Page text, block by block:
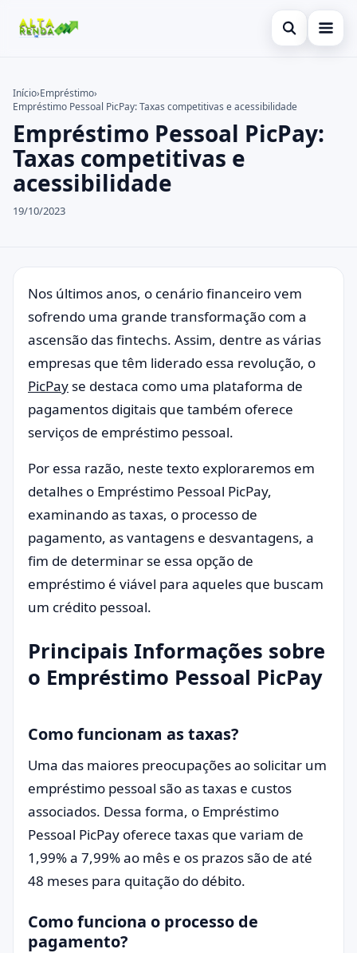
Abrir busca
Cartão de Crédito
Consignado
Conta Digital
Empréstimo
Imóvel
Legal
Buscar no site
Buscar por:
Pressione Enter para buscar ou ESC para fechar.
Início›Empréstimo›
Empréstimo Pessoal PicPay: Taxas competitivas e acessibilidade
Empréstimo Pessoal PicPay:
Taxas competitivas e
acessibilidade
19/10/2023
Nos últimos anos, o cenário financeiro vem
sofrendo uma grande transformação com a
ascensão das fintechs. Assim, dentre as várias
empresas que têm liderado essa revolução, o
PicPay se destaca como uma plataforma de
pagamentos digitais que também oferece
serviços de empréstimo pessoal.
Por essa razão, neste texto exploraremos em
detalhes o Empréstimo Pessoal PicPay,
examinando as taxas, o processo de
pagamento, as vantagens e desvantagens, a
fim de determinar se essa opção de
empréstimo é viável para aqueles que buscam
um crédito pessoal.
Principais Informações sobre
o Empréstimo Pessoal PicPay
Como funcionam as taxas?
Uma das maiores preocupações ao solicitar um
empréstimo pessoal são as taxas e custos
associados. Dessa forma, o Empréstimo
Pessoal PicPay oferece taxas que variam de
1,99% a 7,99% ao mês e os prazos são de até
48 meses para quitação do débito.
Como funciona o processo de
pagamento?